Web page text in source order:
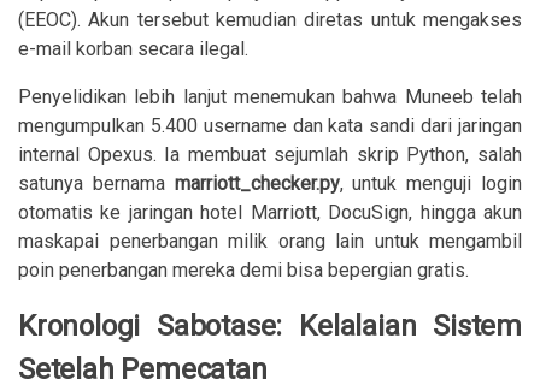
(EEOC). Akun tersebut kemudian diretas untuk mengakses
e-mail korban secara ilegal.
Penyelidikan lebih lanjut menemukan bahwa Muneeb telah
mengumpulkan 5.400 username dan kata sandi dari jaringan
internal Opexus. Ia membuat sejumlah skrip Python, salah
satunya bernama marriott_checker.py, untuk menguji login
otomatis ke jaringan hotel Marriott, DocuSign, hingga akun
maskapai penerbangan milik orang lain untuk mengambil
poin penerbangan mereka demi bisa bepergian gratis.
Kronologi Sabotase: Kelalaian Sistem
Setelah Pemecatan